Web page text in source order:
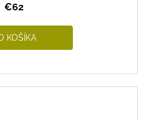
€62
KOŠÍKA